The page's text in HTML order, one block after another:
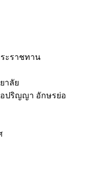
ะราชทาน
าลัย
ปริญญา อักษรย่อ